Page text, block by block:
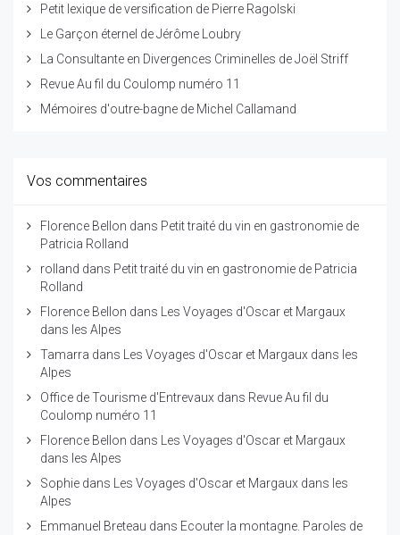
Petit lexique de versification de Pierre Ragolski
Le Garçon éternel de Jérôme Loubry
La Consultante en Divergences Criminelles de Joël Striff
Revue Au fil du Coulomp numéro 11
Mémoires d'outre-bagne de Michel Callamand
Vos commentaires
Florence Bellon dans Petit traité du vin en gastronomie de
Patricia Rolland
rolland dans Petit traité du vin en gastronomie de Patricia
Rolland
Florence Bellon dans
Les Voyages d'Oscar et Margaux
dans les Alpes
Tamarra dans
Les Voyages d'Oscar et Margaux dans les
Alpes
Office de Tourisme d'Entrevaux dans Revue Au fil du
Coulomp numéro 11
Florence Bellon dans
Les Voyages d'Oscar et Margaux
dans les Alpes
Sophie dans
Les Voyages d'Oscar et Margaux dans les
Alpes
Emmanuel Breteau dans Ecouter la montagne. Paroles de